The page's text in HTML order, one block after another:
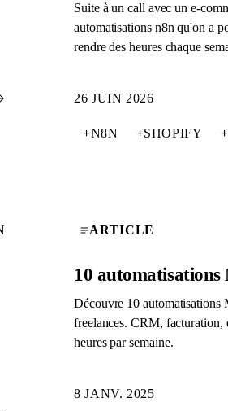
Suite à un call avec un e-
automatisations n8n qu'on a
rendre des heures chaque
26 JUIN 2026
+N8N +SHOPIFY +
ARTICLE
10 automatisations
Découvre 10 automatisations
freelances. CRM, facturation,
heures par semaine.
8 JANV. 2025